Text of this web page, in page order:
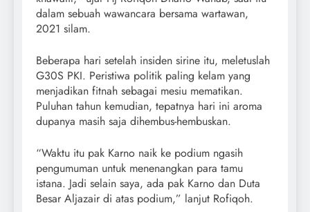
dalam sebuah wawancara bersama wartawan,
2021 silam.
Beberapa hari setelah insiden sirine itu, meletuslah
G30S PKI. Peristiwa politik paling kelam yang
menjadikan fitnah sebagai mesiu mematikan.
Puluhan tahun kemudian, tepatnya hari ini aroma
dupanya masih saja dihembus-hembuskan.
“Waktu itu pak Karno naik ke podium ngasih
pengumuman untuk menenangkan para tamu
istana. Jadi selain saya, ada pak Karno dan Duta
Besar Aljazair di atas podium,” lanjut Rofiqoh.